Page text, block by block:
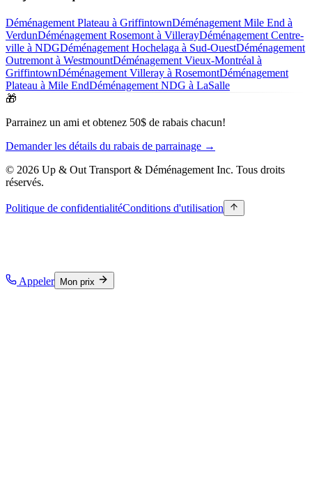
Déménagement Plateau à GriffintownDéménagement Mile End à
VerdunDéménagement Rosemont à VillerayDéménagement Centre-
ville à NDGDéménagement Hochelaga à Sud-OuestDéménagement
Outremont à WestmountDéménagement Vieux-Montréal à
GriffintownDéménagement Villeray à RosemontDéménagement
Plateau à Mile EndDéménagement NDG à LaSalle
🎁
Parrainez un ami et obtenez 50$ de rabais chacun!
Demander les détails du rabais de parrainage →
© 2026 Up & Out Transport & Déménagement Inc. Tous droits
réservés.
Politique de confidentialitéConditions d'utilisation
Appeler Mon prix